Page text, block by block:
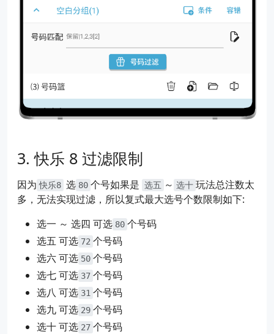
快乐 8 过滤限制
因为 快乐8 选 80 个号如果是 选五 ～ 选十 玩法总注数太
多，无法实现过滤，所以复式最大选号个数限制如下:
选一 ～ 选四 可选 80 个号码
选五 可选 72 个号码
选六 可选 50 个号码
选七 可选 37 个号码
选八 可选 31 个号码
选九 可选 29 个号码
选十 可选 27 个号码